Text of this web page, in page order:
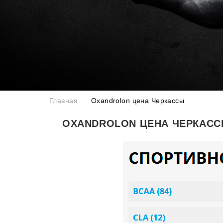
Главная Oxandrolon цена Черкассы
OXANDROLON ЦЕНА